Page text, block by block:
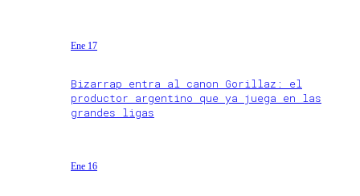
Ene 17
Bizarrap entra al canon Gorillaz: el
productor argentino que ya juega en las
grandes ligas
Ene 16